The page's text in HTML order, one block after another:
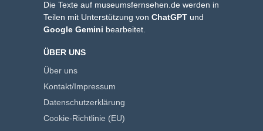
Die Texte auf museumsfernsehen.de werden in
Teilen mit Unterstützung von ChatGPT und
Google Gemini bearbeitet.
ÜBER UNS
Über uns
Kontakt/Impressum
Datenschutzerklärung
Cookie-Richtlinie (EU)